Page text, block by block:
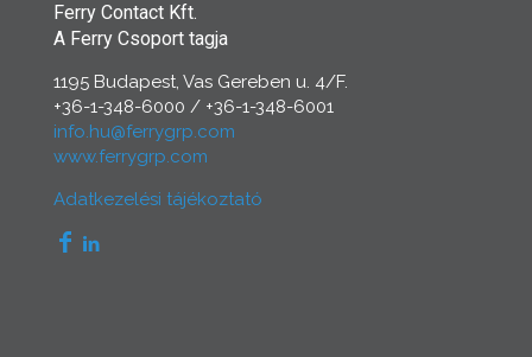
Ferry Contact Kft.
A Ferry Csoport tagja
1195 Budapest, Vas Gereben u. 4/F.
+36-1-348-6000 / +36-1-348-6001
info.hu@ferrygrp.com
www.ferrygrp.com
Adatkezelési tájékoztató